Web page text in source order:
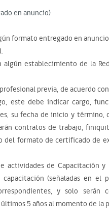
en anuncio)
formato entregado en
establecimiento de la
previa, de acuerdo
este debe indicar cargo,
su fecha de inicio y término,
contratos de trabajo,
del formato de certificado de
de Capacitación y
(señaladas en el
y solo serán
5 años al momento de la